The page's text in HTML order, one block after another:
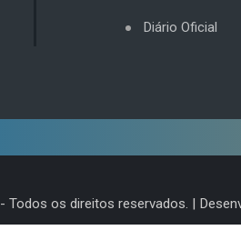
Diário Oficial
- Todos os direitos reservados. |